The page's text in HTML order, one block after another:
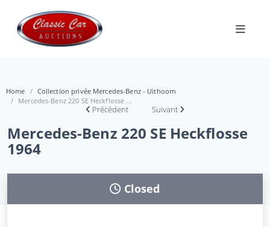
Home
Collection privée Mercedes-Benz - Uithoorn
Mercedes-Benz 220 SE Heckflosse ...
Précédent Suivant
Mercedes-Benz 220 SE Heckflosse
1964
Closed